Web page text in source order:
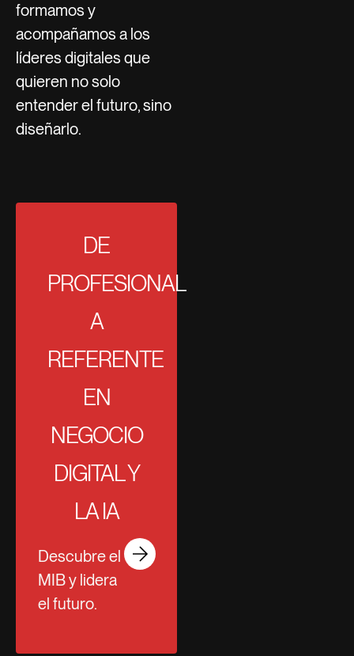
formamos y
acompañamos a los
líderes digitales que
quieren no solo
entender el futuro, sino
diseñarlo.
DE
PROFESIONAL
A
REFERENTE
EN
NEGOCIO
DIGITAL Y
LA IA
Descubre el
MIB y lidera
el futuro.